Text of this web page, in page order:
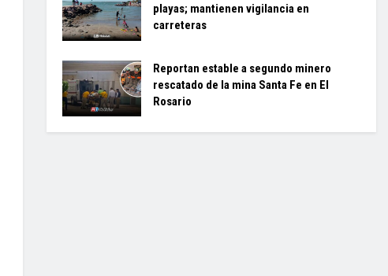
playas; mantienen vigilancia en
carreteras
Reportan estable a segundo minero
rescatado de la mina Santa Fe en El
Rosario